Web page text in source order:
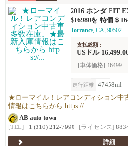
2016 ホンダ FIT
$16980を 特価＄
Torrance, CA, 90502
支払総額 :
USドル
[車体価格] 16499
走行距離 47458ml
★ローマイル！レアコンディション中
情報はこちらから https://...
AB auto town
[TEL] +1 (310) 212-7990 [ライセンス]
詳細